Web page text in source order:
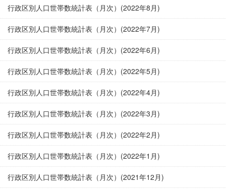
行政区別人口世帯数統計表（月次）(2022年8月)
行政区別人口世帯数統計表（月次）(2022年7月)
行政区別人口世帯数統計表（月次）(2022年6月)
行政区別人口世帯数統計表（月次）(2022年5月)
行政区別人口世帯数統計表（月次）(2022年4月)
行政区別人口世帯数統計表（月次）(2022年3月)
行政区別人口世帯数統計表（月次）(2022年2月)
行政区別人口世帯数統計表（月次）(2022年1月)
行政区別人口世帯数統計表（月次）(2021年12月)